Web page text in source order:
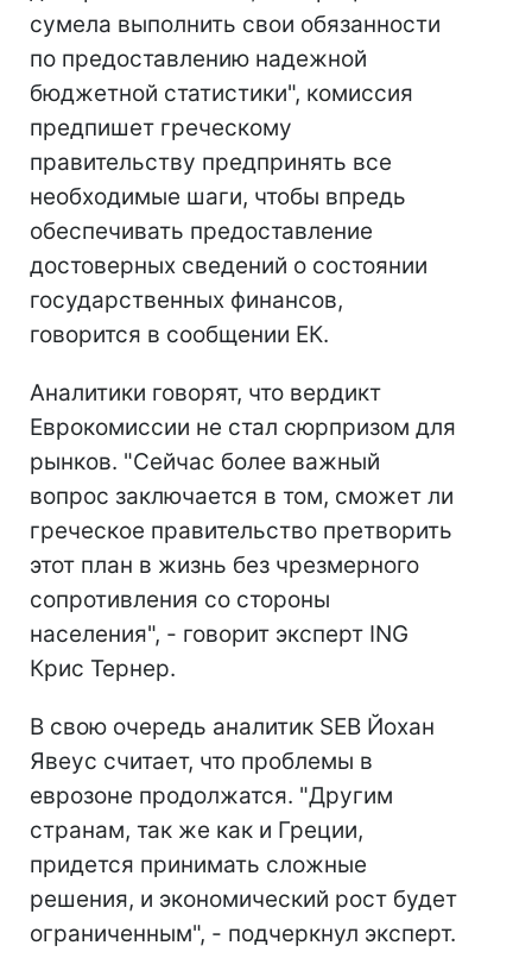
сумела выполнить свои обязанности
по предоставлению надежной
бюджетной статистики", комиссия
предпишет греческому
правительству предпринять все
необходимые шаги, чтобы впредь
обеспечивать предоставление
достоверных сведений о состоянии
государственных финансов,
говорится в сообщении ЕК.
Аналитики говорят, что вердикт
Еврокомиссии не стал сюрпризом для
рынков. "Сейчас более важный
вопрос заключается в том, сможет ли
греческое правительство претворить
этот план в жизнь без чрезмерного
сопротивления со стороны
населения", - говорит эксперт ING
Крис Тернер.
В свою очередь аналитик SEB Йохан
Явеус считает, что проблемы в
еврозоне продолжатся. "Другим
странам, так же как и Греции,
придется принимать сложные
решения, и экономический рост будет
ограниченным", - подчеркнул эксперт.